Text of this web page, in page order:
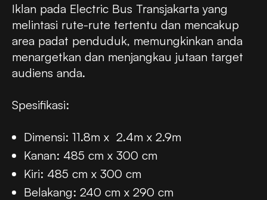
Iklan pada Electric Bus Transjakarta yang
melintasi rute-rute tertentu dan mencakup
area padat penduduk, memungkinkan anda
menargetkan dan menjangkau jutaan target
audiens anda.
Spesifikasi:
Dimensi: 11.8m x 2.4m x 2.9m
Kanan: 485 cm x 300 cm
Kiri: 485 cm x 300 cm
Belakang: 240 cm x 290 cm